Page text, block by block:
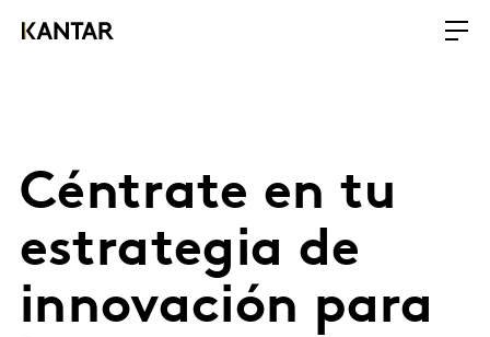
Céntrate en tu
estrategia de
innovación para